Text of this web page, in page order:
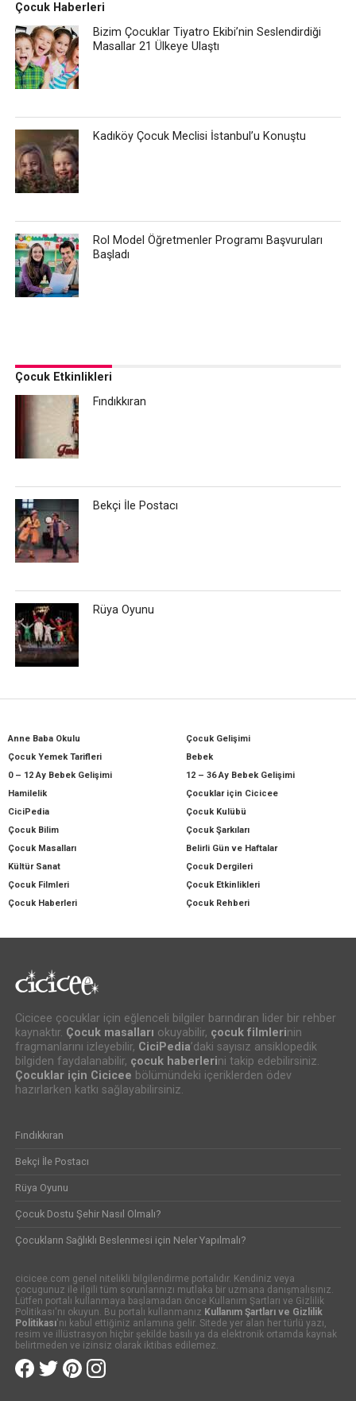
Çocuk Haberleri
Bizim Çocuklar Tiyatro Ekibi’nin Seslendirdiği
Masallar 21 Ülkeye Ulaştı
Kadıköy Çocuk Meclisi İstanbul’u Konuştu
Rol Model Öğretmenler Programı Başvuruları
Başladı
Çocuk Etkinlikleri
Fındıkkıran
Bekçi İle Postacı
Rüya Oyunu
Anne Baba Okulu
Çocuk Gelişimi
Çocuk Yemek Tarifleri
Bebek
0 – 12 Ay Bebek Gelişimi
12 – 36 Ay Bebek Gelişimi
Hamilelik
Çocuklar için Cicicee
CiciPedia
Çocuk Kulübü
Çocuk Bilim
Çocuk Şarkıları
Çocuk Masalları
Belirli Gün ve Haftalar
Kültür Sanat
Çocuk Dergileri
Çocuk Filmleri
Çocuk Etkinlikleri
Çocuk Haberleri
Çocuk Rehberi
Cicicee çocuklar için eğlenceli bilgiler barındıran lider bir rehber
kaynaktır. Çocuk masalları okuyabilir, çocuk filmlerinin
fragmanlarını izleyebilir, CiciPedia’daki sayısız ansiklopedik
bilgiden faydalanabilir, çocuk haberlerini takip edebilirsiniz.
Çocuklar için Cicicee bölümündeki içeriklerden ödev
hazırlarken katkı sağlayabilirsiniz.
Fındıkkıran
Bekçi İle Postacı
Rüya Oyunu
Çocuk Dostu Şehir Nasıl Olmalı?
Çocukların Sağlıklı Beslenmesi için Neler Yapılmalı?
cicicee.com genel nitelikli bilgilendirme portalıdır. Kendiniz veya
çocugunuz ile ilgili tüm sorunlarınızı mutlaka bir uzmana danışmalısınız.
Lütfen portalı kullanmaya başlamadan önce Kullanım Şartları ve Gizlilik
Politikası'nı okuyun. Bu portalı kullanmanız Kullanım Şartları ve Gizlilik
Politikası'nı kabul ettiğiniz anlamına gelir. Sitede yer alan her türlü yazı,
resim ve illüstrasyon hiçbir şekilde basılı ya da elektronik ortamda kaynak
belirtmeden ve izinsiz olarak iktibas edilemez.